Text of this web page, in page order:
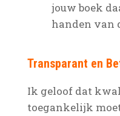
jouw boek
handen van
Transparant en
Ik geloof dat
toegankelijk